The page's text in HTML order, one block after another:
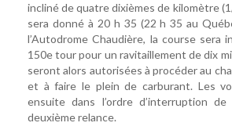
incliné de quatre dixièmes de kilomètre
sera donné à 20 h 35 (22 h 35 au
l’Autodrome Chaudière, la course sera
150e tour pour un ravitaillement de dix
seront alors autorisées à procéder au
et à faire le plein de carburant. Les
ensuite dans l’ordre d’interruption
deuxième relance.